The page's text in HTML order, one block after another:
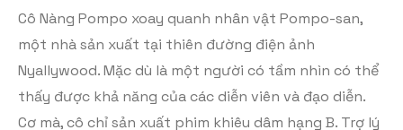
Cô Nàng Pompo xoay quanh nhân vật Pompo-san,
một nhà sản xuất tại thiên đường điện ảnh
Nyallywood. Mặc dù là một người có tầm nhìn có thể
thấy được khả năng của các diễn viên và đạo diễn.
Cơ mà, cô chỉ sản xuất phim khiêu dâm hạng B. Trợ lý